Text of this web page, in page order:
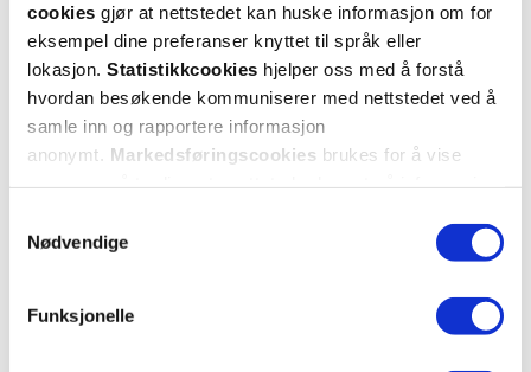
cookies gjør at nettstedet kan huske informasjon om for
eksempel dine preferanser knyttet til språk eller
lokasjon. Statistikkcookies hjelper oss med å forstå
hvordan besøkende kommuniserer med nettstedet ved å
samle inn og rapportere informasjon
anonymt. Markedsføringscookies brukes for å vise
Nødvendige
Funksjonelle
Dr. Greve Pharma
Farget Dagkrem SPF15 u/p
96,-30%
68,-
Dr. Greve Pharma
Body Lotion Barn